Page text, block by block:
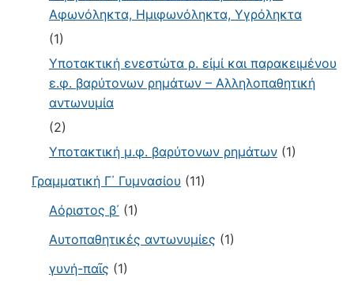
Αφωνόληκτα, Ημιφωνόληκτα, Υγρόληκτα
(1)
Υποτακτική ενεστώτα ρ. εἰμί και παρακειμένου
ε.φ. βαρύτονων ρημάτων – Αλληλοπαθητική
αντωνυμία
(2)
Υποτακτική μ.φ. βαρύτονων ρημάτων(1)
Γραμματική Γ΄ Γυμνασίου (11)
Αόριστος β΄ (1)
Αυτοπαθητικές αντωνυμίες (1)
γυνή-παῖς (1)